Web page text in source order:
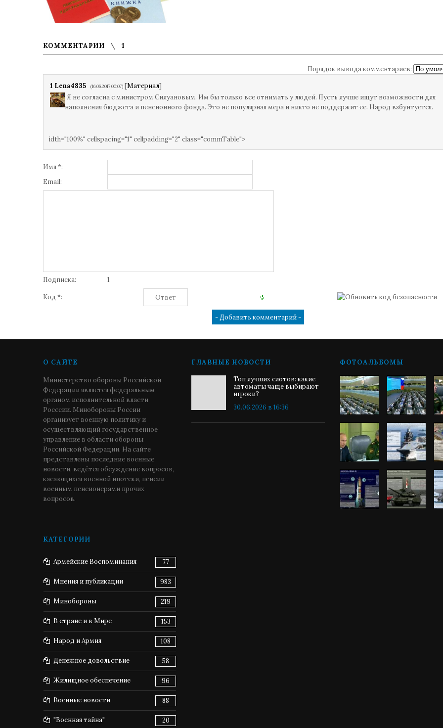
КОММЕНТАРИИ 1
Порядок вывода комментариев:
1 Lena4835 (16.06.2017 00:07) [Материал]
Я не согласна с министром Силуановым. Им бы только все отнимать у людей. Пусть лучше ищут возможности для
наполнения бюджета и пенсионного фонда. Это не популярная мера и никто не поддержит ее. Народ взбунтуется.
idth="100%" cellspacing="1" cellpadding="2" class="commTable">
Имя *:
Email:
Подписка: 1
Код *:
О САЙТЕ
Министерство обороны Российской
Федерации является федеральным
органом исполнительной власти
Росссии. Минобороны России
организует военную политику и
осуществляющий государственное
управление в области обороны
Российской Федерации. На сайте
представлены последние военные
новости, ведётся обсуждение вопросов,
касающихся военной ипотеки, пенсии
военным пенсионерами прочих
вопросов.
ГЛАВНЫЕ НОВОСТИ
Топ лучших слотов: какие
автоматы чаще выбирают
игроки?
30.06.2026 в 16:36
ФОТОАЛЬБОМЫ
КАТЕГОРИИ
Армейские Воспоминания 77
Мнения и публикации 983
Минобороны 219
В стране и в Мире 153
Народ и Армия 108
Денежное довольствие 58
Жилищное обеспечение 96
Военные новости 88
"Военная тайна" 20